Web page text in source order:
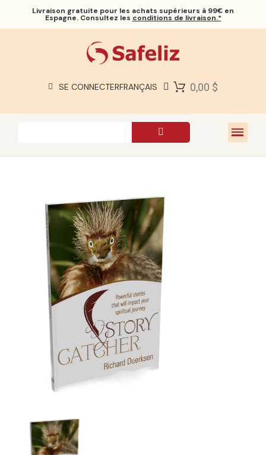
Livraison gratuite pour les achats supérieurs à 99€ en
Espagne. Consultez les conditions de livraison.*
SE CONNECTERFRANÇAIS 0,00 $
À PROPOS DE NOUS